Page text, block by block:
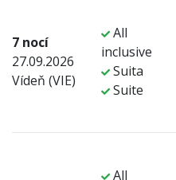
7 nocí
27.09.2026
Vídeň (VIE)
All
inclusive
Suita
Suite
All